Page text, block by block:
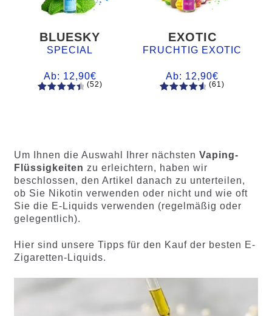
BLUESKY
SPECIAL
Ab: 12,90€
d auf
Kundenb
ewertung
en
(52)
EXOTIC
FRUCHTIG EXOTIC
Ab: 12,90€
auf
Kundenb
ewertung
en
(61)
Um Ihnen die Auswahl Ihrer nächsten Vaping-
Flüssigkeiten zu erleichtern, haben wir
beschlossen, den Artikel danach zu unterteilen,
ob Sie Nikotin verwenden oder nicht und wie oft
Sie die E-Liquids verwenden (regelmäßig oder
gelegentlich).
Hier sind unsere Tipps für den Kauf der besten E-
Zigaretten-Liquids.